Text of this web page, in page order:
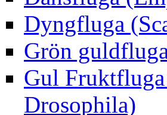
Dyngfluga
Grön
Gul
Drosophila)